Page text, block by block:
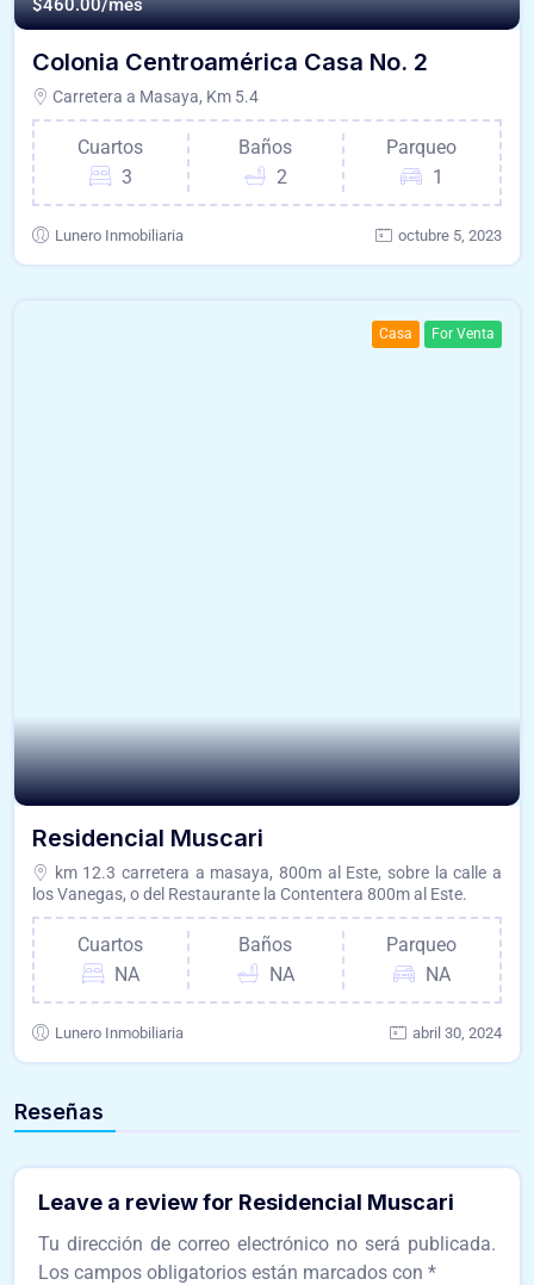
$460.00/mes
Colonia Centroamérica Casa No. 2
Carretera a Masaya, Km 5.4
Cuartos
3
Baños
2
Parqueo
1
Lunero Inmobiliaria octubre 5, 2023
Casa For Venta
Residencial Muscari
km 12.3 carretera a masaya, 800m al Este, sobre la calle a
los Vanegas, o del Restaurante la Contentera 800m al Este.
Cuartos
NA
Baños
NA
Parqueo
NA
Lunero Inmobiliaria abril 30, 2024
Reseñas
Leave a review for Residencial Muscari
Tu dirección de correo electrónico no será publicada.
Los campos obligatorios están marcados con *